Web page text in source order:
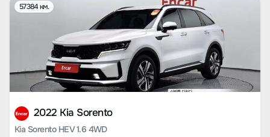
57384 км.
2022 Kia Sorento
Kia Sorento HEV 1.6 4WD